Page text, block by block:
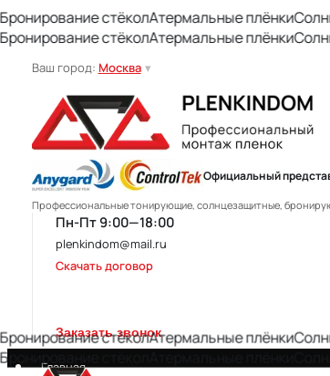
стёколАтермальные плёнки
стёколАтермальные плёнки
Ваш город: Москва ▾
Официальный
Профессиональные тонирующие, солнцезащитные,
Пн-Пт 9:00—18:00
plenkindom@mail.ru
Скачать договор
Заказать звонок
Главная
стёколАтермальные плёнки
стёкол